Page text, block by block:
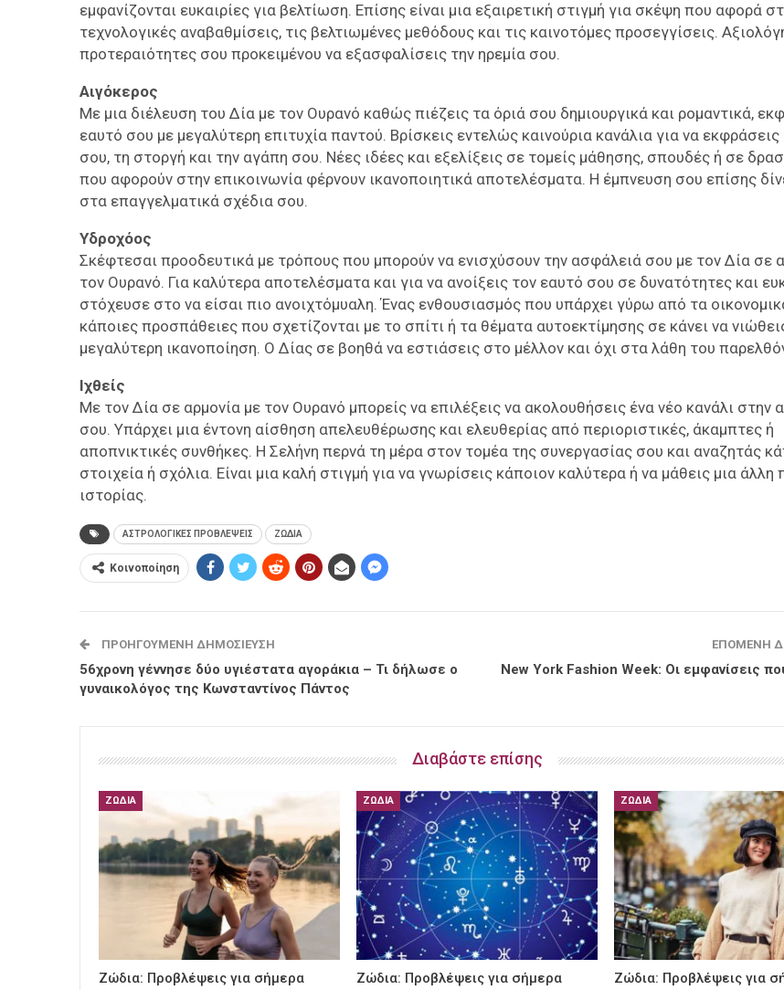
εμφανίζονται ευκαιρίες για βελτίωση. Επίσης είναι μια εξαιρετική στιγμή για σκέψη που αφορά
τεχνολογικές αναβαθμίσεις, τις βελτιωμένες μεθόδους και τις καινοτόμες προσεγγίσεις.
προτεραιότητες σου προκειμένου να εξασφαλίσεις την ηρεμία σου.
Αιγόκερος
Με μια διέλευση του Δία με τον Ουρανό καθώς πιέζεις τα όριά σου δημιουργικά και ρομαντικά,
εαυτό σου με μεγαλύτερη επιτυχία παντού. Βρίσκεις εντελώς καινούρια κανάλια για να
σου, τη στοργή και την αγάπη σου. Νέες ιδέες και εξελίξεις σε τομείς μάθησης, σπουδές ή σε
που αφορούν στην επικοινωνία φέρνουν ικανοποιητικά αποτελέσματα. Η έμπνευση σου επίσης
στα επαγγελματικά σχέδια σου.
Υδροχόος
Σκέφτεσαι προοδευτικά με τρόπους που μπορούν να ενισχύσουν την ασφάλειά σου με τον Δία σε
τον Ουρανό. Για καλύτερα αποτελέσματα και για να ανοίξεις τον εαυτό σου σε δυνατότητες και
στόχευσε στο να είσαι πιο ανοιχτόμυαλη. Ένας ενθουσιασμός που υπάρχει γύρω από τα
κάποιες προσπάθειες που σχετίζονται με το σπίτι ή τα θέματα αυτοεκτίμησης σε κάνει να
μεγαλύτερη ικανοποίηση. Ο Δίας σε βοηθά να εστιάσεις στο μέλλον και όχι στα λάθη του
Ιχθείς
Με τον Δία σε αρμονία με τον Ουρανό μπορείς να επιλέξεις να ακολουθήσεις ένα νέο κανάλι στην
σου. Υπάρχει μια έντονη αίσθηση απελευθέρωσης και ελευθερίας από περιοριστικές, άκαμπτες ή
αποπνικτικές συνθήκες. Η Σελήνη περνά τη μέρα στον τομέα της συνεργασίας σου και αναζητάς
στοιχεία ή σχόλια. Είναι μια καλή στιγμή για να γνωρίσεις κάποιον καλύτερα ή να μάθεις μια άλλη
ιστορίας.
ΑΣΤΡΟΛΟΓΙΚΕΣ ΠΡΟΒΛΕΨΕΙΣ ΖΩΔΙΑ
Κοινοποίηση
ΠΡΟΗΓΟΎΜΕΝΗ ΔΗΜΟΣΊΕΥΣΗ
56χρονη γέννησε δύο υγιέστατα αγοράκια – Τι δήλωσε ο
γυναικολόγος της Κωνσταντίνος Πάντος
ΕΠΌΜΕΝΗ
New York Fashion Week: Οι εμφανίσεις
Διαβάστε επίσης
ΖΏΔΙΑ
Ζώδια: Προβλέψεις για σήμερα
ΖΏΔΙΑ
Ζώδια: Προβλέψεις για σήμερα
ΖΏΔΙΑ
Ζώδια: Προβλέψεις για